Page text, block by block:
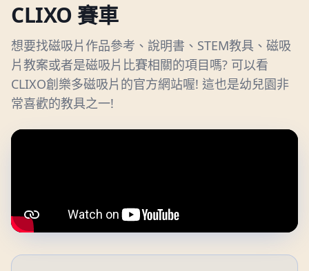
CLIXO賽車
想要找磁吸片作品參考、說明書、STEM教具、磁吸
片教案或者是磁吸片比賽相關的項目嗎? 可以看
CLIXO創樂多磁吸片的官方網站喔! 這也是幼兒園非
常喜歡的教具之一!